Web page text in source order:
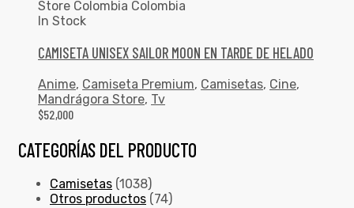
In Stock
CAMISETA UNISEX SAILOR MOON EN TARDE DE HELADO
Anime, Camiseta Premium, Camisetas, Cine,
Mandrágora Store, Tv
$52,000
CATEGORÍAS DEL PRODUCTO
Camisetas (1038)
Otros productos (74)